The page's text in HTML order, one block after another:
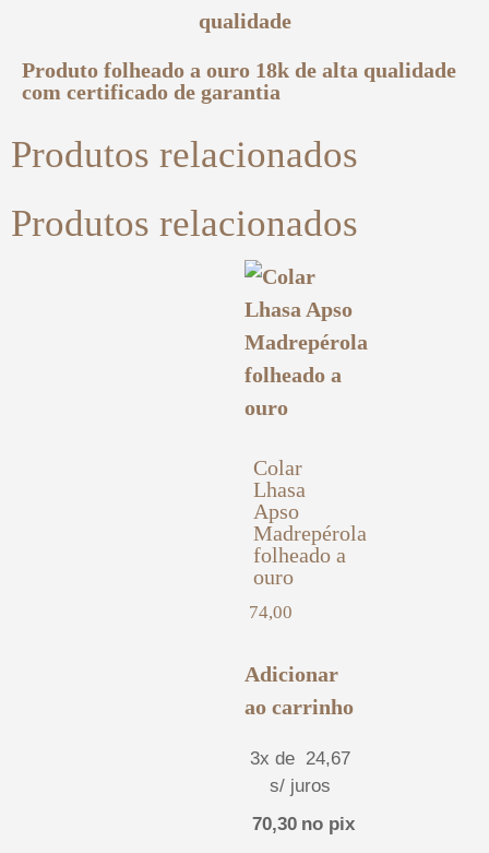
Produto folheado a ouro 18k de alta qualidade
com certificado de garantia
Produtos relacionados
Produtos relacionados
Colar
Lhasa
Apso
Madrepérola
folheado a
ouro
74,00
Adicionar
ao carrinho
3x de 24,67
s/ juros
70,30 no pix